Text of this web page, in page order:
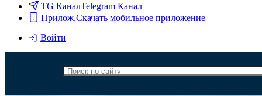
TG КаналTelegram Канал
Прилож.Скачать мобильное приложение
Войти